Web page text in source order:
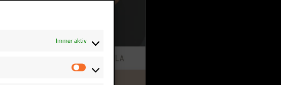
Immer aktiv
Statistiken